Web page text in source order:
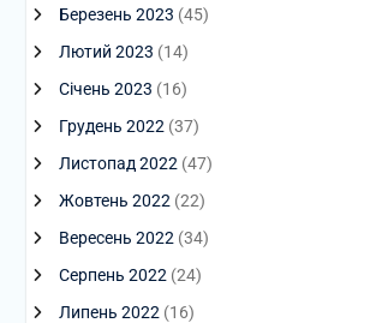
Березень 2023 (45)
Лютий 2023 (14)
Січень 2023 (16)
Грудень 2022 (37)
Листопад 2022 (47)
Жовтень 2022 (22)
Вересень 2022 (34)
Серпень 2022 (24)
Липень 2022 (16)